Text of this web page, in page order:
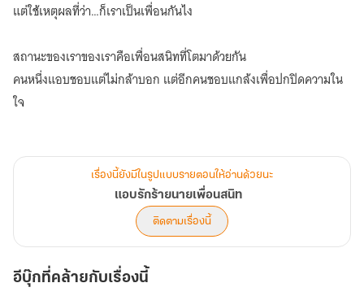
แต่ใช้เหตุผลที่ว่า…ก็เราเป็นเพื่อนกันไง
สถานะของเราของเราคือเพื่อนสนิทที่โตมาด้วยกัน
คนหนึ่งแอบชอบแต่ไม่กล้าบอก แต่อีกคนชอบแกล้งเพื่อปกปิดความใน
ใจ
เรื่องนี้ยังมีในรูปแบบรายตอนให้อ่านด้วยนะ
แอบรักร้ายนายเพื่อนสนิท
ติดตามเรื่องนี้
อีบุ๊กที่คล้ายกับเรื่องนี้